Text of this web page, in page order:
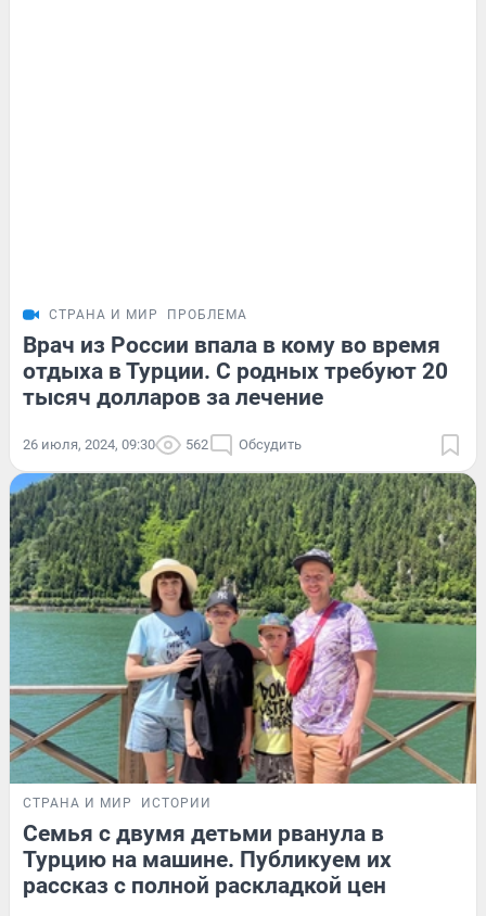
СТРАНА И МИР ПРОБЛЕМА
Врач из России впала в кому во время
отдыха в Турции. С родных требуют 20
тысяч долларов за лечение
26 июля, 2024, 09:30 562 Обсудить
СТРАНА И МИР ИСТОРИИ
Семья с двумя детьми рванула в
Турцию на машине. Публикуем их
рассказ с полной раскладкой цен